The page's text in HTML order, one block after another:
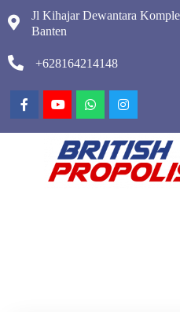
Jl Kihajar Dewantara
Banten
+628164214148